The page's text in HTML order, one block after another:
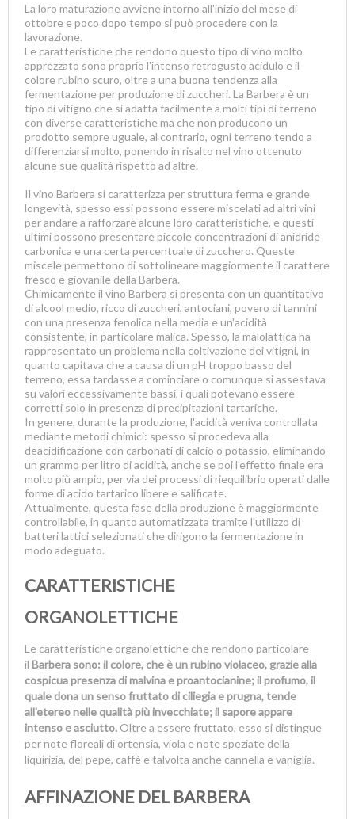
La loro maturazione avviene intorno all'inizio del mese di
ottobre e poco dopo tempo si può procedere con la
lavorazione.
Le caratteristiche che rendono questo tipo di vino molto
apprezzato sono proprio l'intenso retrogusto acidulo e il
colore rubino scuro, oltre a una buona tendenza alla
fermentazione per produzione di zuccheri. La Barbera è un
tipo di vitigno che si adatta facilmente a molti tipi di terreno
con diverse caratteristiche ma che non producono un
prodotto sempre uguale, al contrario, ogni terreno tendo a
differenziarsi molto, ponendo in risalto nel vino ottenuto
alcune sue qualità rispetto ad altre.
Il vino Barbera si caratterizza per struttura ferma e grande
longevità, spesso essi possono essere miscelati ad altri vini
per andare a rafforzare alcune loro caratteristiche, e questi
ultimi possono presentare piccole concentrazioni di anidride
carbonica e una certa percentuale di zucchero. Queste
miscele permettono di sottolineare maggiormente il carattere
fresco e giovanile della Barbera.
Chimicamente il vino Barbera si presenta con un quantitativo
di alcool medio, ricco di zuccheri, antociani, povero di tannini
con una presenza fenolica nella media e un'acidità
consistente, in particolare malica. Spesso, la malolattica ha
rappresentato un problema nella coltivazione dei vitigni, in
quanto capitava che a causa di un pH troppo basso del
terreno, essa tardasse a cominciare o comunque si assestava
su valori eccessivamente bassi, i quali potevano essere
corretti solo in presenza di precipitazioni tartariche.
In genere, durante la produzione, l'acidità veniva controllata
mediante metodi chimici: spesso si procedeva alla
deacidificazione con carbonati di calcio o potassio, eliminando
un grammo per litro di acidità, anche se poi l'effetto finale era
molto più ampio, per via dei processi di riequilibrio operati dalle
forme di acido tartarico libere e salificate.
Attualmente, questa fase della produzione è maggiormente
controllabile, in quanto automatizzata tramite l'utilizzo di
batteri lattici selezionati che dirigono la fermentazione in
modo adeguato.
CARATTERISTICHE
ORGANOLETTICHE
Le caratteristiche organolettiche che rendono particolare
il Barbera sono: il colore, che è un rubino violaceo, grazie alla
cospicua presenza di malvina e proantocianine; il profumo, il
quale dona un senso fruttato di ciliegia e prugna, tende
all'etereo nelle qualità più invecchiate; il sapore appare
intenso e asciutto. Oltre a essere fruttato, esso si distingue
per note floreali di ortensia, viola e note speziate della
liquirizia, del pepe, caffè e talvolta anche cannella e vaniglia.
AFFINAZIONE DEL BARBERA